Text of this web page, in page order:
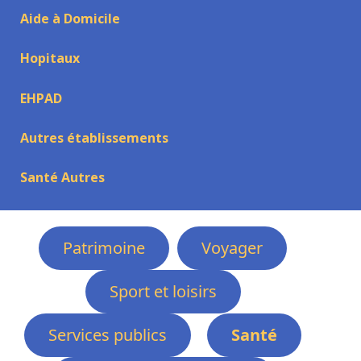
Aide à Domicile
Hopitaux
EHPAD
Autres établissements
Santé Autres
Patrimoine
Voyager
Sport et loisirs
Services publics
Santé